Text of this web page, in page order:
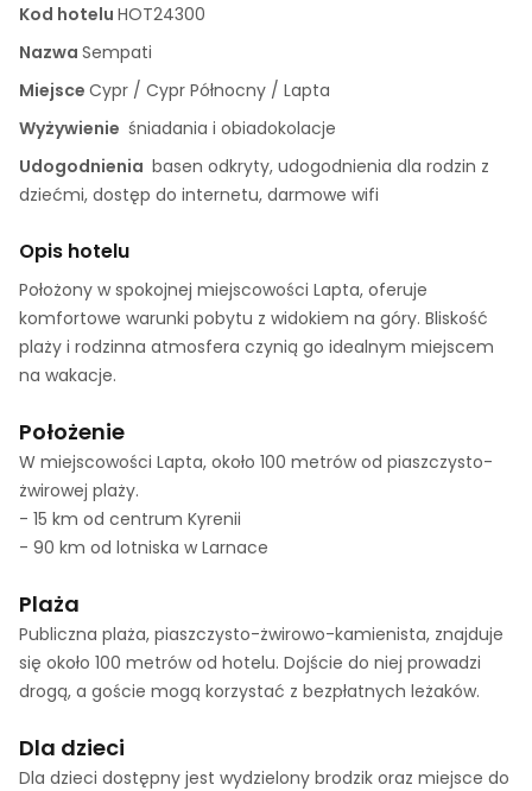
Kod hotelu HOT24300
Nazwa Sempati
Miejsce Cypr / Cypr Północny / Lapta
Wyżywienie śniadania i obiadokolacje
Udogodnienia basen odkryty, udogodnienia dla rodzin z
dziećmi, dostęp do internetu, darmowe wifi
Opis hotelu
Położony w spokojnej miejscowości Lapta, oferuje
komfortowe warunki pobytu z widokiem na góry. Bliskość
plaży i rodzinna atmosfera czynią go idealnym miejscem
na wakacje.
Położenie
W miejscowości Lapta, około 100 metrów od piaszczysto-
żwirowej plaży.
- 15 km od centrum Kyrenii
- 90 km od lotniska w Larnace
Plaża
Publiczna plaża, piaszczysto-żwirowo-kamienista, znajduje
się około 100 metrów od hotelu. Dojście do niej prowadzi
drogą, a goście mogą korzystać z bezpłatnych leżaków.
Dla dzieci
Dla dzieci dostępny jest wydzielony brodzik oraz miejsce do